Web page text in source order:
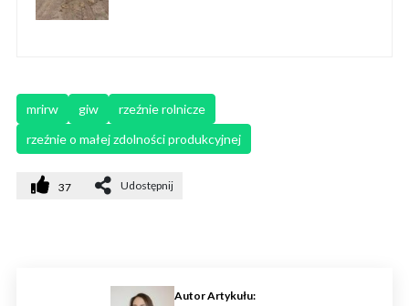
mrirw giw
rzeźnie rolnicze
rzeźnie o małej zdolności produkcyjnej
37 Udostępnij
Autor Artykułu: